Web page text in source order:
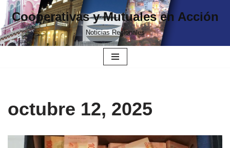
Ir
al
Cooperativas y Mutuales en Acción
Noticias Regionales
octubre 12, 2025